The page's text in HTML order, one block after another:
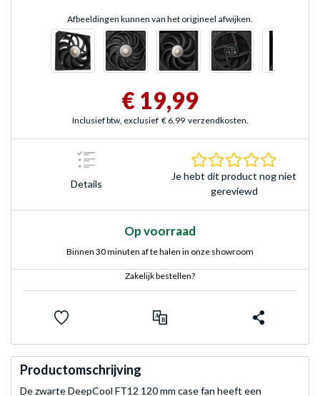
Afbeeldingen kunnen van het origineel afwijken.
€ 19,99
Inclusief btw, exclusief € 6,99 verzendkosten.
Details
Je hebt dit product nog niet
gereviewd
Op voorraad
Binnen 30 minuten af te halen in onze showroom
Zakelijk bestellen?
Productomschrijving
De zwarte DeepCool FT12 120 mm case fan heeft een